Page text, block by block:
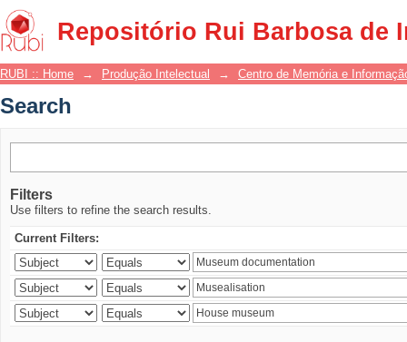
Repositório Rui Barbosa de
Search
RUBI :: Home → Produção Intelectual → Centro de Memória e
Search
Filters
Use filters to refine the search results.
Current Filters: